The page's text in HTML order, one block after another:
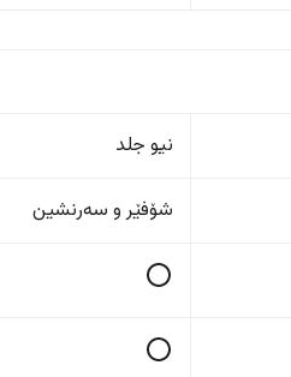
نیو جلد
شۆفێر و سەرنشین